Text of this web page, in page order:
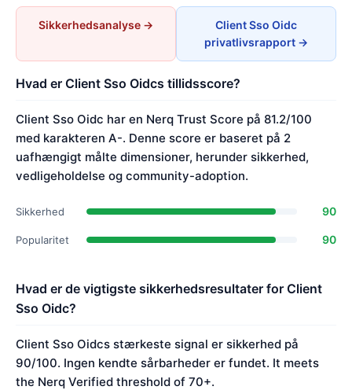
Sikkerhedsanalyse →
Client Sso Oidc
privatlivsrapport →
Hvad er Client Sso Oidcs tillidsscore?
Client Sso Oidc har en Nerq Trust Score på 81.2/100
med karakteren A-. Denne score er baseret på 2
uafhængigt målte dimensioner, herunder sikkerhed,
vedligeholdelse og community-adoption.
Sikkerhed 90
Popularitet 90
Hvad er de vigtigste sikkerhedsresultater for Client
Sso Oidc?
Client Sso Oidcs stærkeste signal er sikkerhed på
90/100. Ingen kendte sårbarheder er fundet. It meets
the Nerq Verified threshold of 70+.